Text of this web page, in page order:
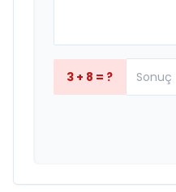
3 + 8 = ?